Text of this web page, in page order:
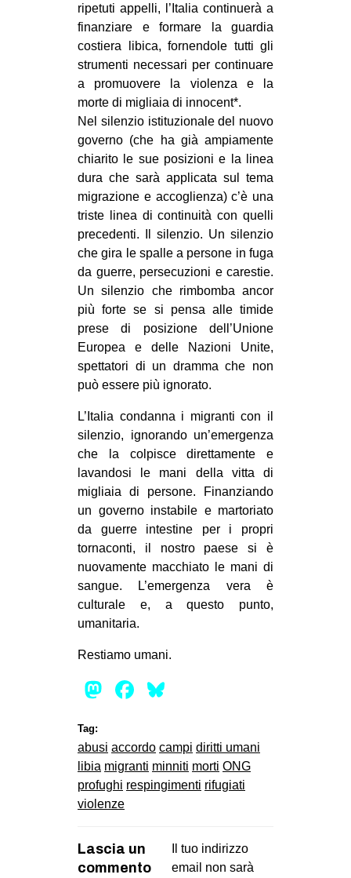
RECENSIONI
INTERNAZIONALE
AFRICA
AMERICHE
ESTREMO ORIENTE
EUROPA
MEDIO ORIENTE
MONDO
EVENTI
in
Fb
tw
bsky
ms
SEARCH
ripetuti appelli, l’Italia continuerà a
finanziare e formare la guardia
costiera libica, fornendole tutti gli
strumenti necessari per continuare
a promuovere la violenza e la
morte di migliaia di innocent*.
Nel silenzio istituzionale del nuovo
governo (che ha già ampiamente
chiarito le sue posizioni e la linea
dura che sarà applicata sul tema
migrazione e accoglienza) c’è una
triste linea di continuità con quelli
precedenti. Il silenzio. Un silenzio
che gira le spalle a persone in fuga
da guerre, persecuzioni e carestie.
Un silenzio che rimbomba ancor
più forte se si pensa alle timide
prese di posizione dell’Unione
Europea e delle Nazioni Unite,
spettatori di un dramma che non
può essere più ignorato.
L’Italia condanna i migranti con il
silenzio, ignorando un’emergenza
che la colpisce direttamente e
lavandosi le mani della vitta di
migliaia di persone. Finanziando
un governo instabile e martoriato
da guerre intestine per i propri
tornaconti, il nostro paese si è
nuovamente macchiato le mani di
sangue. L’emergenza vera è
culturale e, a questo punto,
umanitaria.
Restiamo umani.
Mastodon
Facebook
Tag:
abusi accordo campi diritti umani
libia migranti minniti morti ONG
profughi respingimenti rifugiati
violenze
Lascia un
commento
Il tuo indirizzo
email non sarà